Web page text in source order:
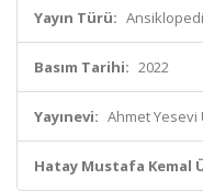
Yayın Türü:
Basım Tarihi: 2022
Yayınevi: Ahmet Yesevi
Hatay Mustafa Kemal